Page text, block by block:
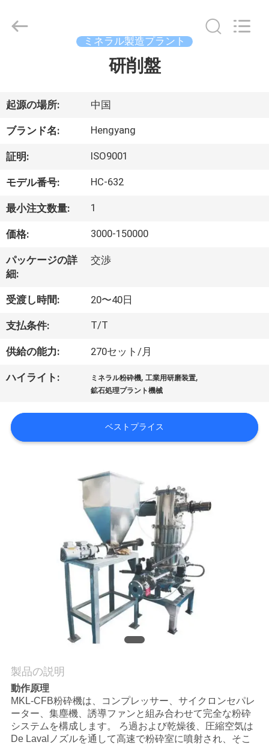
プ
ロ
ダ
ク
ト
私
達
に
つ
い
場
達
に
連
絡
2021
Reserved.
ミネラル製造プラント
研削盤
起源の場所: 中国
ブランド名: Hengyang
証明: ISO9001
モデル番号: HC-632
最小注文数量: 1
価格: 3000-150000
パッケージの詳
細:
交渉
受渡し時間: 20〜40日
支払条件: T/T
供給の能力: 270セット/月
ハイライト: ミネラル粉砕機,工業用研磨装置,
鉱石処理プラント機械
ベストプライス
製品の説明
動作原理
MKL-CFB粉砕機は、コンプレッサー、サイクロンセパレ
ーター、集塵機、誘導ファンと組み合わせて完全な粉砕
システムを構成します。 ろ過および乾燥後、圧縮空気は
De Lavalノズルを通して高速で粉砕室に噴射され、そこ